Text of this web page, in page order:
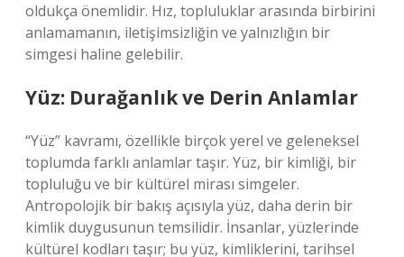
oldukça önemlidir. Hız, topluluklar arasında birbirini
anlamamanın, iletişimsizliğin ve yalnızlığın bir
simgesi haline gelebilir.
Yüz: Durağanlık ve Derin Anlamlar
“Yüz” kavramı, özellikle birçok yerel ve geleneksel
toplumda farklı anlamlar taşır. Yüz, bir kimliği, bir
topluluğu ve bir kültürel mirası simgeler.
Antropolojik bir bakış açısıyla yüz, daha derin bir
kimlik duygusunun temsilidir. İnsanlar, yüzlerinde
kültürel kodları taşır; bu yüz, kimliklerini, tarihsel